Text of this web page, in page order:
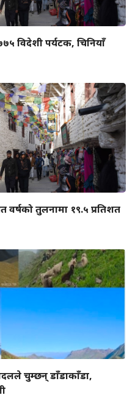
विदेशी पर्यटक, चिनियाँ
तुलनामा १९.५ प्रतिशत
चुम्छन् डाँडाकाँडा,